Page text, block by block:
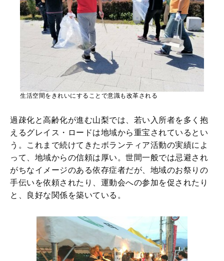
生活空間をきれいにすることで意識も改革される
過疎化と高齢化が進む山梨では、若い入所者を多く抱
えるグレイス・ロードは地域から重宝されているとい
う。これまで続けてきたボランティア活動の実績によ
って、地域からの信頼は厚い。世間一般では忌避され
がちなイメージのある依存症者だが、地域のお祭りの
手伝いを依頼されたり、運動会への参加を促されたり
と、良好な関係を築いている。